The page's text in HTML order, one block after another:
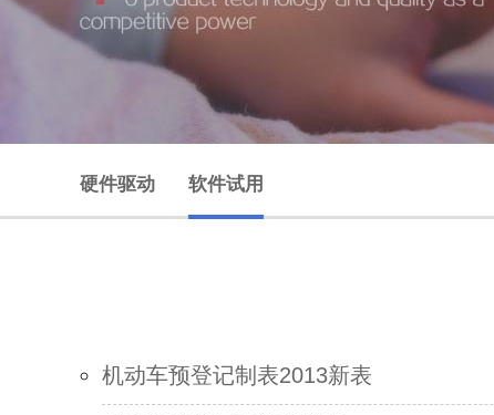
硬件驱动 软件试用
机动车预登记制表2013新表